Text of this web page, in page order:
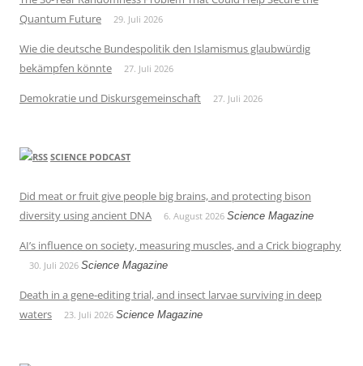
Quantum Future
29. Juli 2026
Wie die deutsche Bundespolitik den Islamismus glaubwürdig
bekämpfen könnte
27. Juli 2026
Demokratie und Diskursgemeinschaft 27. Juli 2026
SCIENCE PODCAST
Did meat or fruit give people big brains, and protecting bison
diversity using ancient DNA
6. August 2026 Science Magazine
AI’s influence on society, measuring muscles, and a Crick biography
30. Juli 2026 Science Magazine
Death in a gene-editing trial, and insect larvae surviving in deep
waters
23. Juli 2026 Science Magazine